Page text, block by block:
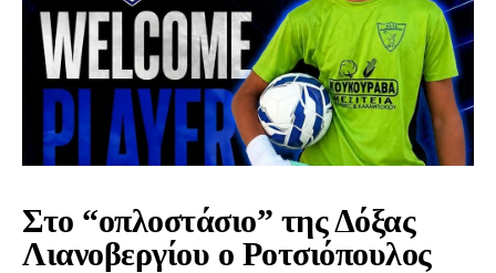
Στο “οπλοστάσιο” της Δόξας
Λιανοβεργίου ο Ροτσιόπουλος